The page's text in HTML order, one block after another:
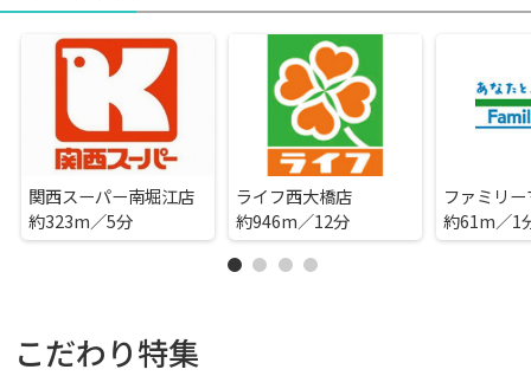
関西スーパー南堀江店
約323m／5分
ライフ西大橋店
約946m／12分
約61m／1
こだわり特集